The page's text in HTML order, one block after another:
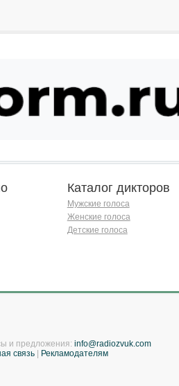
Каталог дикторов
Мужские голоса
Женские голоса
Детские голоса
и предложения:info@radiozvuk.com
связь
Рекламодателям